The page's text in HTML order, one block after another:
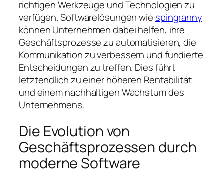
richtigen Werkzeuge und Technologien zu
verfügen. Softwarelösungen wie spingranny
können Unternehmen dabei helfen, ihre
Geschäftsprozesse zu automatisieren, die
Kommunikation zu verbessern und fundierte
Entscheidungen zu treffen. Dies führt
letztendlich zu einer höheren Rentabilität
und einem nachhaltigen Wachstum des
Unternehmens.
Die Evolution von
Geschäftsprozessen durch
moderne Software